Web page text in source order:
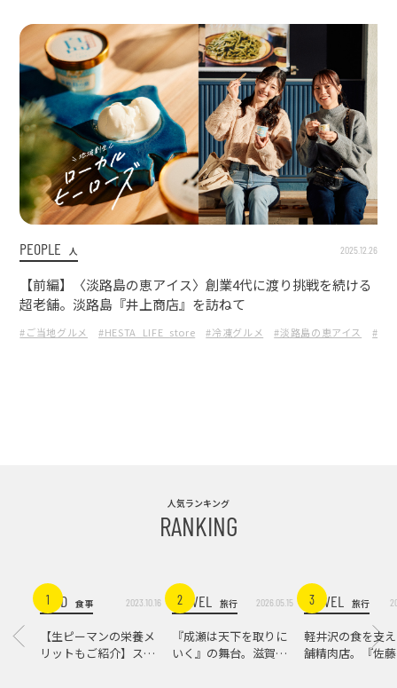
PEOPLE 人 2025.12.26
【前編】〈淡路島の恵アイス〉創業4代に渡り挑戦を続ける
超老舗。淡路島『井上商店』を訪ねて
#ご当地グルメ #HESTA_LIFE_store #冷凍グルメ #淡路島の恵アイス #冷
人気ランキング
RANKING
1FOOD 食事 2023.10.16
【生ピーマンの栄養メ
リットもご紹介】スパ
2
TRAVEL 旅行 2026.05.15
『成瀬は天下を取りに
いく』の舞台。滋賀県
3
TRAVEL 旅行
軽井沢の食を支
舗精肉店。『佐